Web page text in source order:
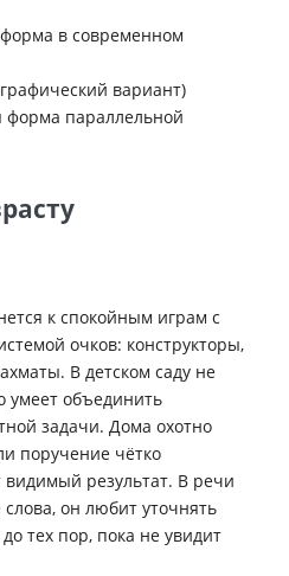
в современном
вариант)
форма параллельной
к спокойным играм с
очков: конструкторы,
В детском саду не
умеет объединить
задачи. Дома охотно
поручение чётко
результат. В речи
он любит уточнять
тех пор, пока не увидит